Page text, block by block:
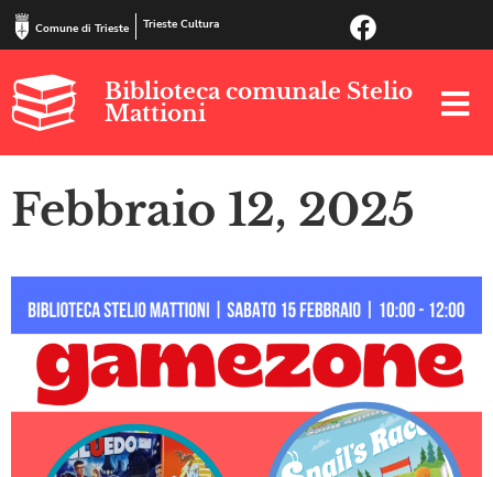
Comune di Trieste Trieste Cultura
Biblioteca comunale Stelio
Mattioni
Febbraio 12, 2025